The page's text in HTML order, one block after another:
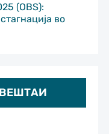
(OBS):
во